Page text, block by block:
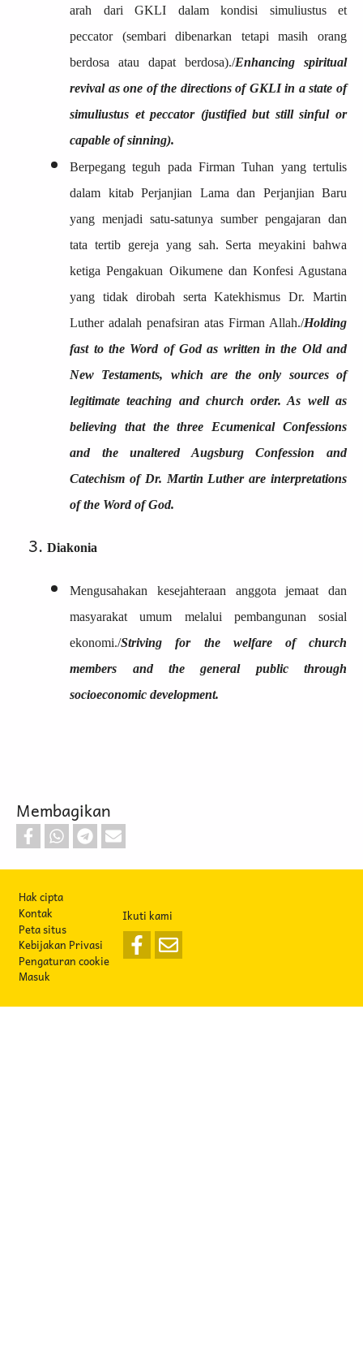
arah dari GKLI dalam kondisi simuliustus et
peccator (sembari dibenarkan tetapi masih orang
berdosa atau dapat berdosa)./Enhancing spiritual
revival as one of the directions of GKLI in a state of
simuliustus et peccator (justified but still sinful or
capable of sinning).
Berpegang teguh pada Firman Tuhan yang tertulis
dalam kitab Perjanjian Lama dan Perjanjian Baru
yang menjadi satu-satunya sumber pengajaran dan
tata tertib gereja yang sah. Serta meyakini bahwa
ketiga Pengakuan Oikumene dan Konfesi Agustana
yang tidak dirobah serta Katekhismus Dr. Martin
Luther adalah penafsiran atas Firman Allah./Holding
fast to the Word of God as written in the Old and
New Testaments, which are the only sources of
legitimate teaching and church order. As well as
believing that the three Ecumenical Confessions
and the unaltered Augsburg Confession and
Catechism of Dr. Martin Luther are interpretations
of the Word of God.
Diakonia
Mengusahakan kesejahteraan anggota jemaat dan
masyarakat umum melalui pembangunan sosial
ekonomi./Striving for the welfare of church
members and the general public through
socioeconomic development.
Membagikan
Hak cipta
Kontak
Peta situs
Kebijakan Privasi
Pengaturan cookie
Masuk
Ikuti kami